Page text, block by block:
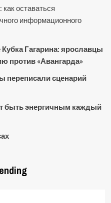
оставаться
информационного
Гагарина: ярославцы
против «Авангарда»
переписали сценарий
быть энергичным каждый